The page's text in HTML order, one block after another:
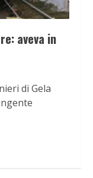
aveva in
di Gela